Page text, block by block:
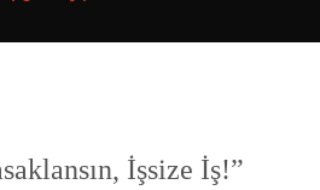
İşsize İş!”